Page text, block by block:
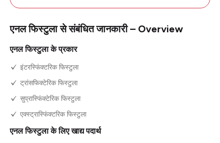
एनल फिस्टुला से संबंधित जानकारी – Overview
एनल फिस्टुला के प्रकार
इंटरस्फिंक्टरिक फिस्टुला
ट्रांसफिक्टेरिक फिस्टुला
सुप्रास्फिंक्टेरिक फिस्टुला
एक्स्ट्रास्फिंक्टरिक फिस्टुला
एनल फिस्टुला के लिए खाद्य पदार्थ